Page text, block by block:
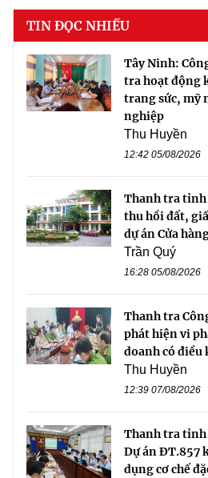
TIN ĐỌC NHIỀU
Tây Ninh:
tra hoạt động
trang sức, mỹ
nghiệp
Thu Huyền
12:42 05/08/2026
Thanh tra
thu hồi đất,
dự án Cửa
Trần Quý
16:28 05/08/2026
Thanh tra
phát hiện vi
doanh có điều
Thu Huyền
12:39 07/08/2026
Thanh tra
Dự án ĐT.857
dụng cơ chế